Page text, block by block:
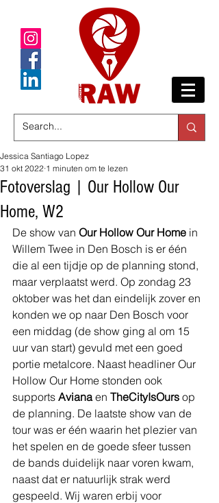
Fotoverslag | Our Hollow Our
Home, W2
Jessica Santiago Lopez
31 okt 2022 1 minuten om te lezen
De show van Our Hollow Our Home in
Willem Twee in Den Bosch is er één
die al een tijdje op de planning stond,
maar verplaatst werd. Op zondag 23
oktober was het dan eindelijk zover en
konden we op naar Den Bosch voor
een middag (de show ging al om 15
uur van start) gevuld met een goed
portie metalcore. Naast headliner Our
Hollow Our Home stonden ook
supports Aviana en TheCityIsOurs op
de planning. De laatste show van de
tour was er één waarin het plezier van
het spelen en de goede sfeer tussen
de bands duidelijk naar voren kwam,
naast dat er natuurlijk strak werd
gespeeld. Wij waren erbij voor